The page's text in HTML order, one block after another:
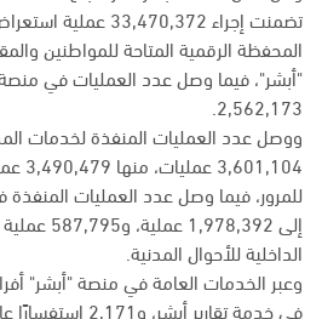
تضمنت إجراء
المحفظة الرقمية المتاحة للمواطنين
"أبشر"، فيما وصل عدد العمليات في
2,562,173.
ووصل عدد العمليات المنفذة لخدمات
للمرور، فيما وصل عدد العمليات المنفذة
إلى
الداخلية للأحوال المدنية.